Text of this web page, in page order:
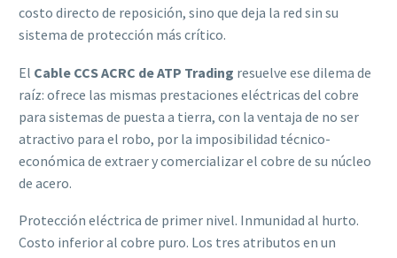
costo directo de reposición, sino que deja la red sin su
sistema de protección más crítico.
El Cable CCS ACRC de ATP Trading resuelve ese dilema de
raíz: ofrece las mismas prestaciones eléctricas del cobre
para sistemas de puesta a tierra, con la ventaja de no ser
atractivo para el robo, por la imposibilidad técnico-
económica de extraer y comercializar el cobre de su núcleo
de acero.
Protección eléctrica de primer nivel. Inmunidad al hurto.
Costo inferior al cobre puro. Los tres atributos en un